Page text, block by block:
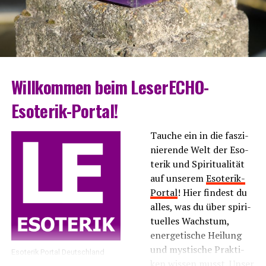
Will­kom­men beim LeserECHO-
Esoterik-Portal!
Eso­te­rik Por­tal Deutschland
Tau­che ein in die fas­zi­
nie­ren­de Welt der Eso­
te­rik und Spi­ri­tua­li­tät
auf unse­remEso­te­rik-
Por­tal! Hier fin­dest du
alles, was du über spi­ri­
tu­el­les Wachs­tum,
ener­ge­ti­sche Hei­lung
und mys­ti­sche Prak­ti­